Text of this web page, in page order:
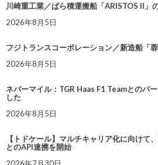
川崎重工業／ばら積運搬船「ARISTOS II」
2026年8月5日
フジトランスコーポレーション／新造船「
2026年8月5日
ネバーマイル：TGR Haas F1 Teamとのパ
した
2026年8月5日
【トドケール】マルチキャリア化に向けて
とのAPI連携を開始